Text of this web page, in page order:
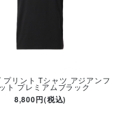
プリント Tシャツ アジアンフ
ト プレミアムブラック
8,800円(税込)